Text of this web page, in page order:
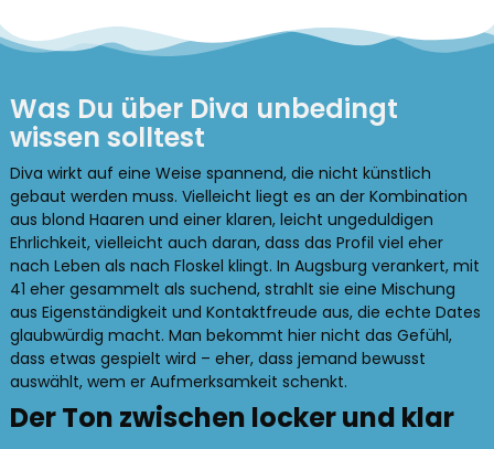
Was Du über Diva unbedingt
wissen solltest
Diva wirkt auf eine Weise spannend, die nicht künstlich
gebaut werden muss. Vielleicht liegt es an der Kombination
aus blond Haaren und einer klaren, leicht ungeduldigen
Ehrlichkeit, vielleicht auch daran, dass das Profil viel eher
nach Leben als nach Floskel klingt. In Augsburg verankert, mit
41 eher gesammelt als suchend, strahlt sie eine Mischung
aus Eigenständigkeit und Kontaktfreude aus, die echte Dates
glaubwürdig macht. Man bekommt hier nicht das Gefühl,
dass etwas gespielt wird – eher, dass jemand bewusst
auswählt, wem er Aufmerksamkeit schenkt.
Der Ton zwischen locker und klar